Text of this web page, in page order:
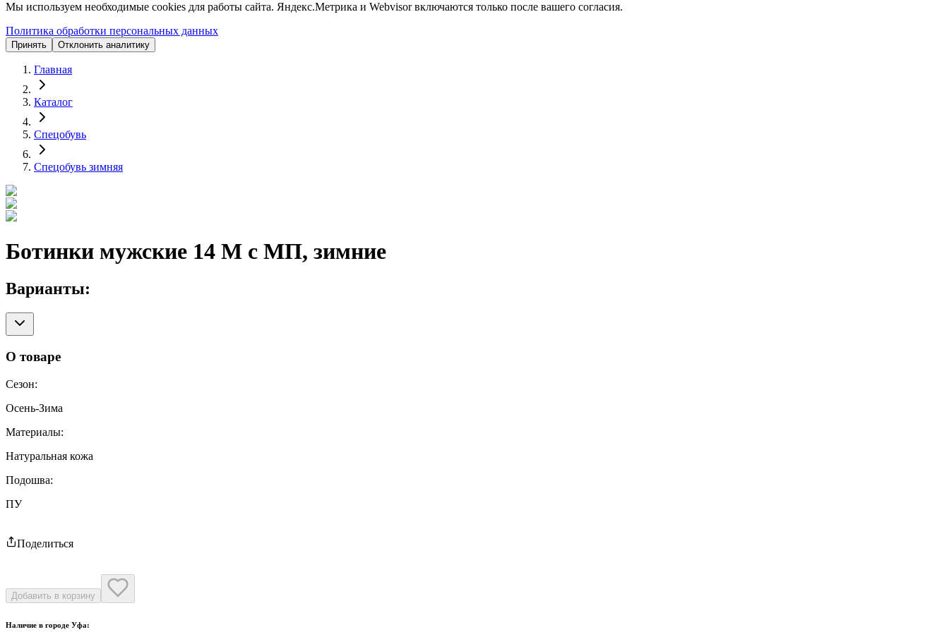
Мы используем необходимые cookies для работы сайта. Яндекс.Метрика и Webvisor включаются только после вашего согласия.
Политика обработки персональных данных
Принять Отклонить аналитику
Главная
Каталог
Спецобувь
Спецобувь зимняя
Ботинки мужские 14 М с МП, зимние
Варианты:
О товаре
Сезон:
Осень-Зима
Материалы:
Натуральная кожа
Подошва:
ПУ
Поделиться
Добавить в корзину
Наличие в городе Уфа: